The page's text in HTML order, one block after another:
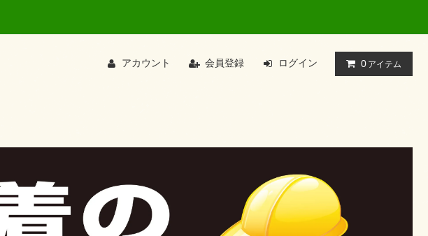
アカウント 会員登録 ログイン 0 アイテム